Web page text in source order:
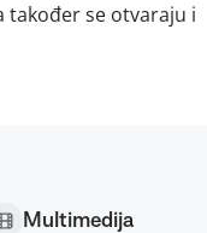
također se otvaraju i
Multimedija